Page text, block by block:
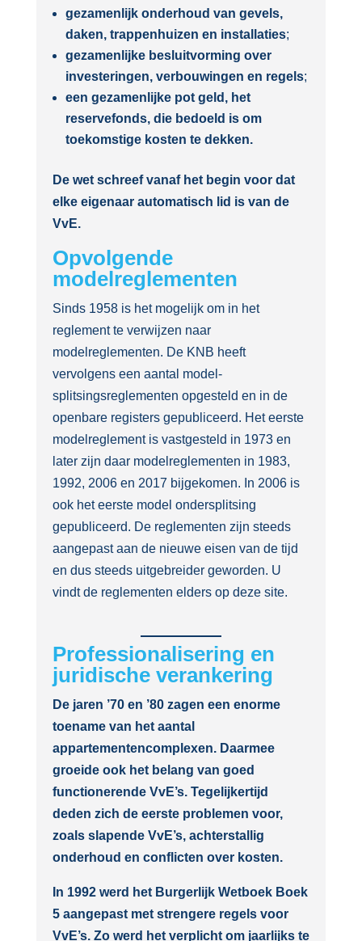
gezamenlijk onderhoud van gevels,
daken, trappenhuizen en installaties;
gezamenlijke besluitvorming over
investeringen, verbouwingen en regels;
een gezamenlijke pot geld, het
reservefonds, die bedoeld is om
toekomstige kosten te dekken.
De wet schreef vanaf het begin voor dat
elke eigenaar automatisch lid is van de
VvE.
Opvolgende
modelreglementen
Sinds 1958 is het mogelijk om in het
reglement te verwijzen naar
modelreglementen. De KNB heeft
vervolgens een aantal model-
splitsingsreglementen opgesteld en in de
openbare registers gepubliceerd. Het eerste
modelreglement is vastgesteld in 1973 en
later zijn daar modelreglementen in 1983,
1992, 2006 en 2017 bijgekomen. In 2006 is
ook het eerste model ondersplitsing
gepubliceerd. De reglementen zijn steeds
aangepast aan de nieuwe eisen van de tijd
en dus steeds uitgebreider geworden. U
vindt de reglementen elders op deze site.
Professionalisering en
juridische verankering
De jaren ’70 en ’80 zagen een enorme
toename van het aantal
appartementencomplexen. Daarmee
groeide ook het belang van goed
functionerende VvE’s. Tegelijkertijd
deden zich de eerste problemen voor,
zoals slapende VvE’s, achterstallig
onderhoud en conflicten over kosten.
In 1992 werd het Burgerlijk Wetboek Boek
5 aangepast met strengere regels voor
VvE’s. Zo werd het verplicht om jaarlijks te